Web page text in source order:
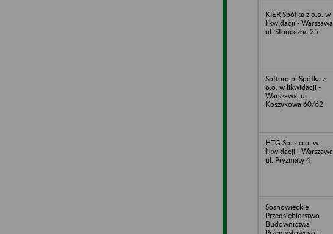
KIER Spółka z o.o. w
likwidacji - Warszawa,
ul. Słoneczna 25
Softpro.pl Spółka z
o.o. w likwidacji -
Warszawa, ul.
Koszykowa 60/62
HTG Sp. z o.o. w
likwidacji - Warszawa,
ul. Pryzmaty 4
Sosnowieckie
Przedsiębiorstwo
Budownictwa